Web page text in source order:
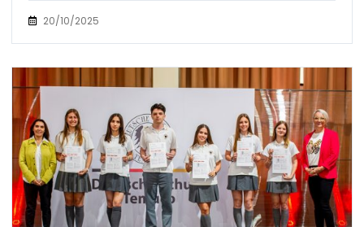
20/10/2025